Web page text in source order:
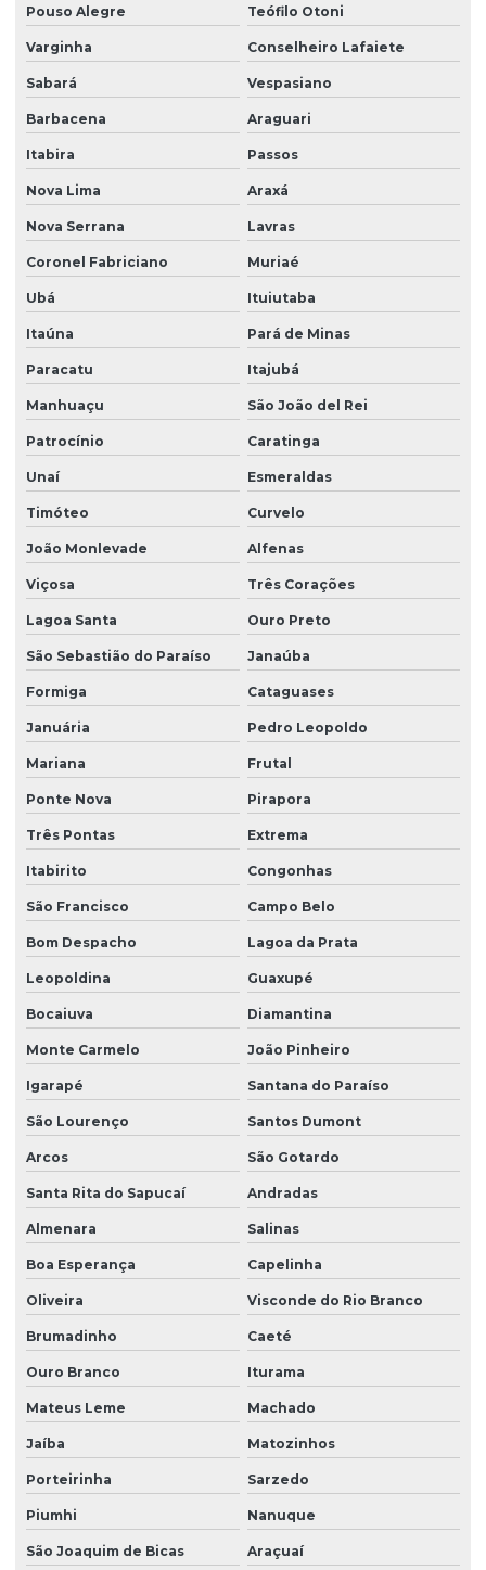
Pouso Alegre Teófilo Otoni
Varginha Conselheiro Lafaiete
Sabará Vespasiano
Barbacena Araguari
Itabira Passos
Nova Lima Araxá
Nova Serrana Lavras
Coronel Fabriciano Muriaé
Ubá Ituiutaba
Itaúna Pará de Minas
Paracatu Itajubá
Manhuaçu São João del Rei
Patrocínio Caratinga
Unaí Esmeraldas
Timóteo Curvelo
João Monlevade Alfenas
Viçosa Três Corações
Lagoa Santa Ouro Preto
São Sebastião do Paraíso Janaúba
Formiga Cataguases
Januária Pedro Leopoldo
Mariana Frutal
Ponte Nova Pirapora
Três Pontas Extrema
Itabirito Congonhas
São Francisco Campo Belo
Bom Despacho Lagoa da Prata
Leopoldina Guaxupé
Bocaiuva Diamantina
Monte Carmelo João Pinheiro
Igarapé Santana do Paraíso
São Lourenço Santos Dumont
Arcos São Gotardo
Santa Rita do Sapucaí Andradas
Almenara Salinas
Boa Esperança Capelinha
Oliveira Visconde do Rio Branco
Brumadinho Caeté
Ouro Branco Iturama
Mateus Leme Machado
Jaíba Matozinhos
Porteirinha Sarzedo
Piumhi Nanuque
São Joaquim de Bicas Araçuaí